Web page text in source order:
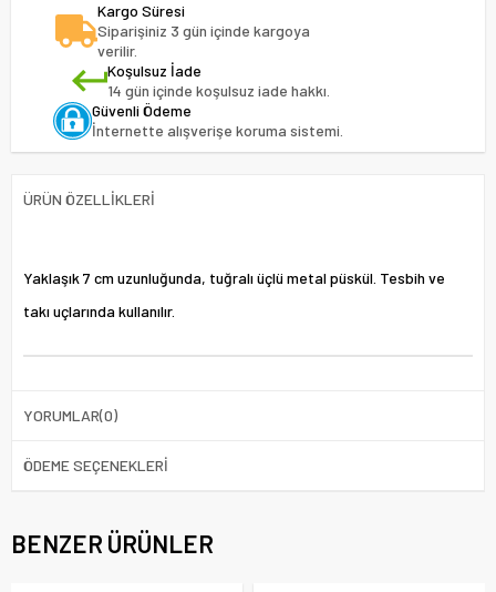
Kargo Süresi
Siparişiniz 3 gün içinde kargoya
verilir.
Koşulsuz İade
14 gün içinde koşulsuz iade hakkı.
Güvenli Ödeme
İnternette alışverişe koruma sistemi.
ÜRÜN ÖZELLIKLERI
Yaklaşık 7 cm uzunluğunda, tuğralı üçlü metal püskül. Tesbih ve
takı uçlarında kullanılır.
YORUMLAR(0)
ÖDEME SEÇENEKLERI
BENZER ÜRÜNLER